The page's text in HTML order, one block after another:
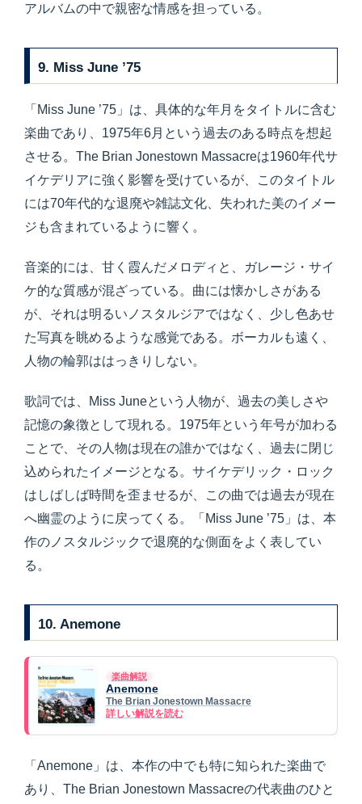
アルバムの中で親密な情感を担っている。
9. Miss June ’75
「Miss June ’75」は、具体的な年月をタイトルに含む
楽曲であり、1975年6月という過去のある時点を想起
させる。The Brian Jonestown Massacreは1960年代サ
イケデリアに強く影響を受けているが、このタイトル
には70年代的な退廃や雑誌文化、失われた美のイメー
ジも含まれているように響く。
音楽的には、甘く霞んだメロディと、ガレージ・サイ
ケ的な質感が混ざっている。曲には懐かしさがある
が、それは明るいノスタルジアではなく、少し色あせ
た写真を眺めるような感覚である。ボーカルも遠く、
人物の輪郭ははっきりしない。
歌詞では、Miss Juneという人物が、過去の美しさや
記憶の象徴として現れる。1975年という年号が加わる
ことで、その人物は現在の誰かではなく、過去に閉じ
込められたイメージとなる。サイケデリック・ロック
はしばしば時間を歪ませるが、この曲では過去が現在
へ幽霊のように戻ってくる。「Miss June ’75」は、本
作のノスタルジックで退廃的な側面をよく表してい
る。
10. Anemone
楽曲解説
Anemone
The Brian Jonestown Massacre
詳しい解説を読む
「Anemone」は、本作の中でも特に知られた楽曲で
あり、The Brian Jonestown Massacreの代表曲のひと